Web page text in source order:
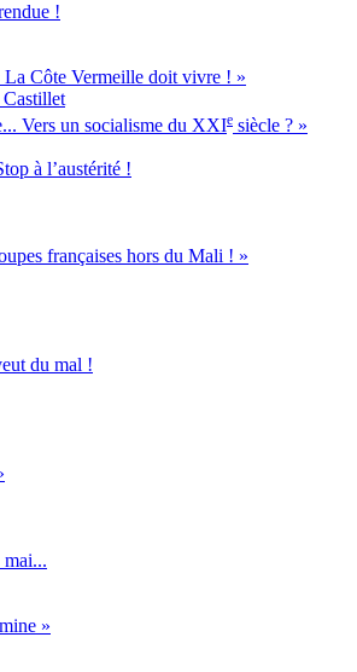
!
Côte Vermeille doit vivre ! »
Vers un socialisme du XXIe siècle ? »
à l’austérité !
françaises hors du Mali ! »
du mal !
mai...
»